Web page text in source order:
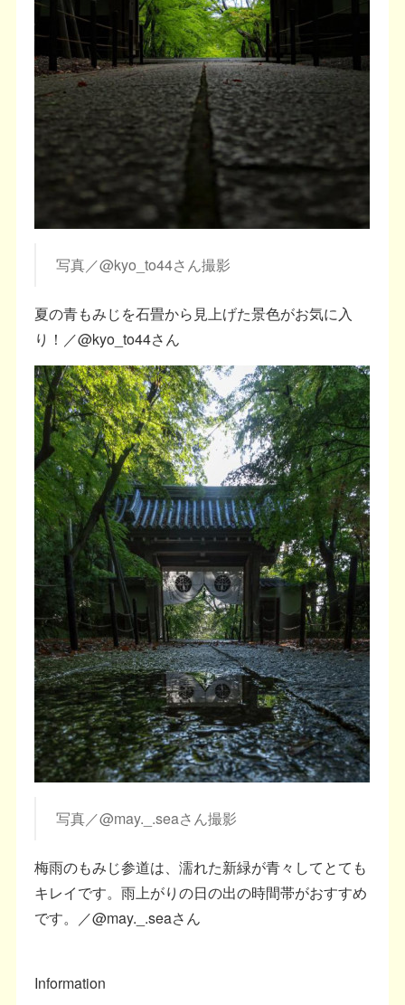
写真／@kyo_to44さん撮影
夏の青もみじを石畳から見上げた景色がお気に入
り！／@kyo_to44さん
写真／@may._.seaさん撮影
梅雨のもみじ参道は、濡れた新緑が青々してとても
キレイです。雨上がりの日の出の時間帯がおすすめ
です。／@may._.seaさん
Information